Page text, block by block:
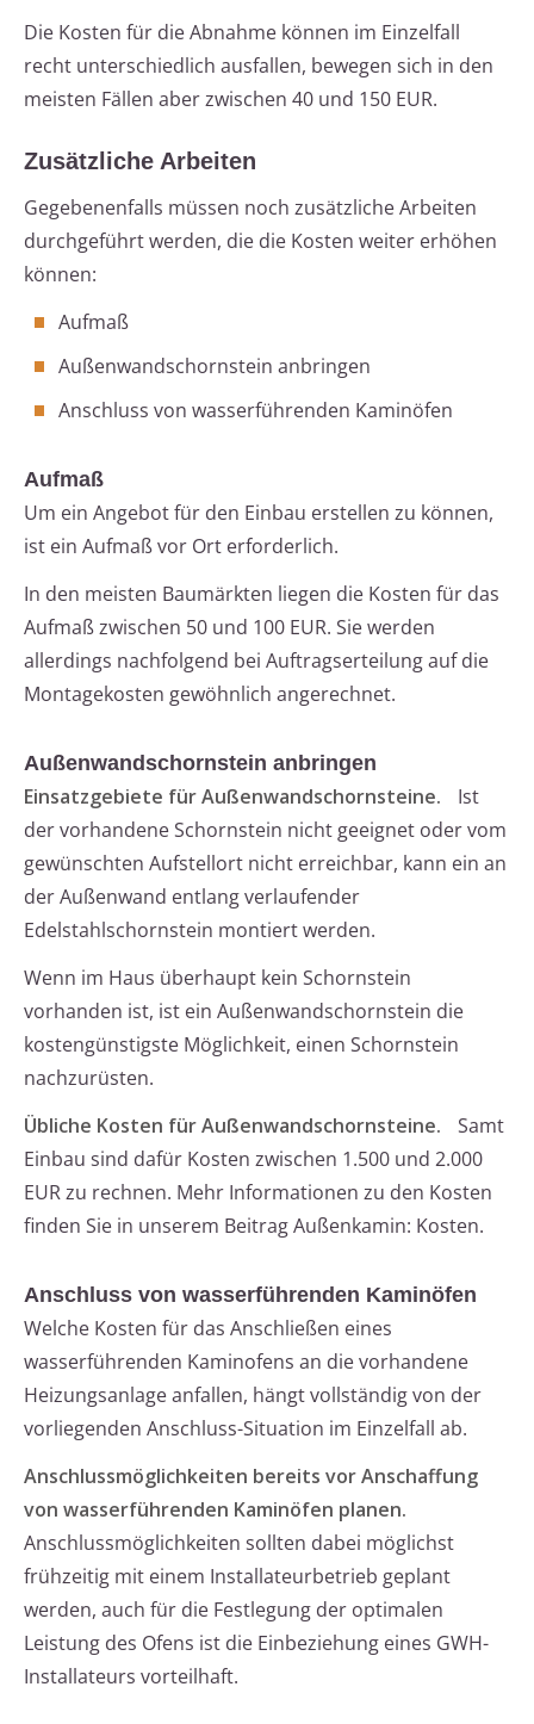
Die Kosten für die Abnahme können im Einzelfall
recht unterschiedlich ausfallen, bewegen sich in den
meisten Fällen aber zwischen 40 und 150 EUR.
Zusätzliche Arbeiten
Gegebenenfalls müssen noch zusätzliche Arbeiten
durchgeführt werden, die die Kosten weiter erhöhen
können:
Aufmaß
Außenwandschornstein anbringen
Anschluss von wasserführenden Kaminöfen
Aufmaß
Um ein Angebot für den Einbau erstellen zu können,
ist ein Aufmaß vor Ort erforderlich.
In den meisten Baumärkten liegen die Kosten für das
Aufmaß zwischen 50 und 100 EUR. Sie werden
allerdings nachfolgend bei Auftragserteilung auf die
Montagekosten gewöhnlich angerechnet.
Außenwandschornstein anbringen
Einsatzgebiete für Außenwandschornsteine.
Ist
der vorhandene Schornstein nicht geeignet oder vom
gewünschten Aufstellort nicht erreichbar, kann ein an
der Außenwand entlang verlaufender
Edelstahlschornstein montiert werden.
Wenn im Haus überhaupt kein Schornstein
vorhanden ist, ist ein Außenwandschornstein die
kostengünstigste Möglichkeit, einen Schornstein
nachzurüsten.
Übliche Kosten für Außenwandschornsteine.
Samt
Einbau sind dafür Kosten zwischen 1.500 und 2.000
EUR zu rechnen. Mehr Informationen zu den Kosten
finden Sie in unserem Beitrag Außenkamin: Kosten.
Anschluss von wasserführenden Kaminöfen
Welche Kosten für das Anschließen eines
wasserführenden Kaminofens an die vorhandene
Heizungsanlage anfallen, hängt vollständig von der
vorliegenden Anschluss-Situation im Einzelfall ab.
Anschlussmöglichkeiten bereits vor Anschaffung
von wasserführenden Kaminöfen planen.
Anschlussmöglichkeiten sollten dabei möglichst
frühzeitig mit einem Installateurbetrieb geplant
werden, auch für die Festlegung der optimalen
Leistung des Ofens ist die Einbeziehung eines GWH-
Installateurs vorteilhaft.